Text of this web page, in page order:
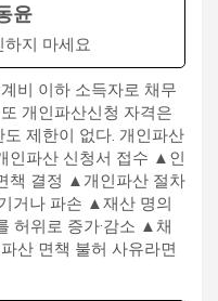
윤
하지 마세요
비 이하 소득자로 채무
개인파산신청 자격은
제한이 없다. 개인파산
인파산 신청서 접수 ▲인
책 결정 ▲개인파산 절차
거나 파손 ▲재산 명의
허위로 증가·감소 ▲채
산 면책 불허 사유라면